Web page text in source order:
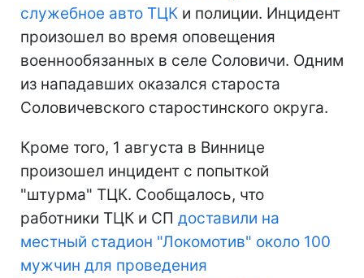
служебное авто ТЦК и полиции. Инцидент
произошел во время оповещения
военнообязанных в селе Соловичи. Одним
из нападавших оказался староста
Соловичевского старостинского округа.
Кроме того, 1 августа в Виннице
произошел инцидент с попыткой
"штурма" ТЦК. Сообщалось, что
работники ТЦК и СП доставили на
местный стадион "Локомотив" около 100
мужчин для проведения